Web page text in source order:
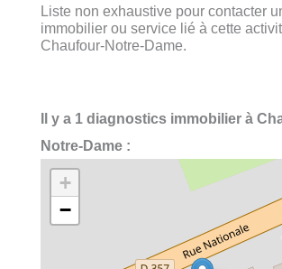
Liste non exhaustive pour contacter
immobilier ou service lié à cette
Chaufour-Notre-Dame.
Il y a 1 diagnostics immobilier à
Notre-Dame :
+
−